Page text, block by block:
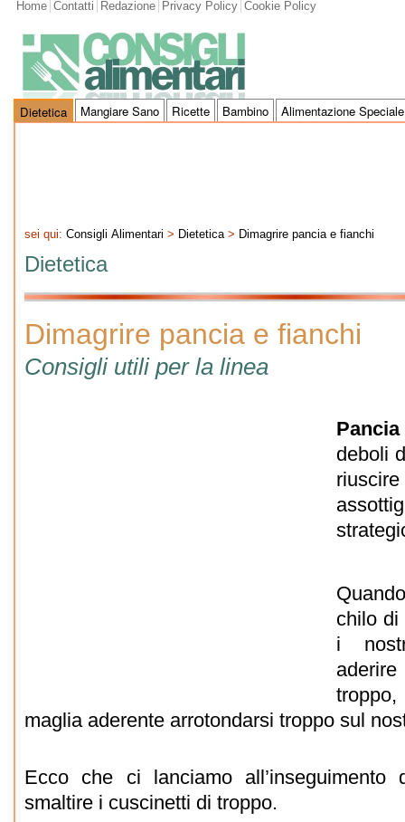
Home Contatti Redazione Privacy Policy Cookie Policy
Dietetica Mangiare Sano Ricette Bambino Alimentazione Speciale
sei qui: Consigli Alimentari > Dietetica> Dimagrire pancia e fianchi
Dietetica
Dimagrire pancia e fianchi
Consigli utili per la linea
deboli
chilo di
i
maglia aderente arrotondarsi troppo sul
Ecco che ci lanciamo
smaltire i cuscinetti di troppo.